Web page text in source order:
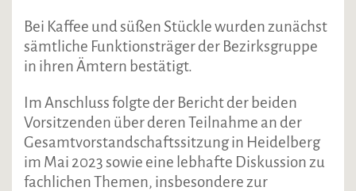
Bei Kaffee und süßen Stückle wurden zunächst
sämtliche Funktionsträger der Bezirksgruppe
in ihren Ämtern bestätigt.
Im Anschluss folgte der Bericht der beiden
Vorsitzenden über deren Teilnahme an der
Gesamtvorstandschaftssitzung in Heidelberg
im Mai 2023 sowie eine lebhafte Diskussion zu
fachlichen Themen, insbesondere zur